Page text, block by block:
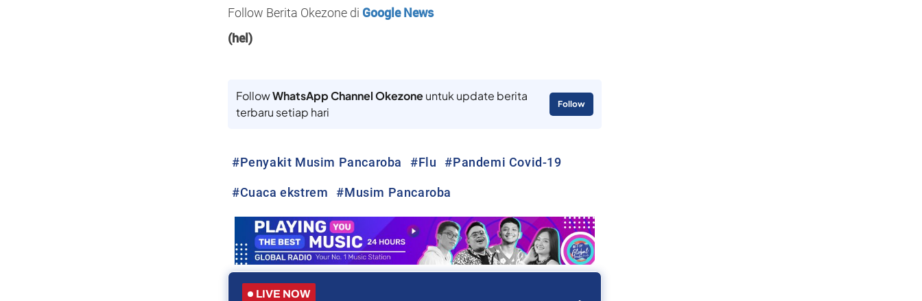
Follow Berita Okezone di Google News
(hel)
FollowWhatsApp Channel Okezoneuntuk update berita
terbaru setiap hari
Follow
#Penyakit Musim Pancaroba #Flu #Pandemi Covid-19
#Cuaca ekstrem #Musim Pancaroba
LIVE NOW